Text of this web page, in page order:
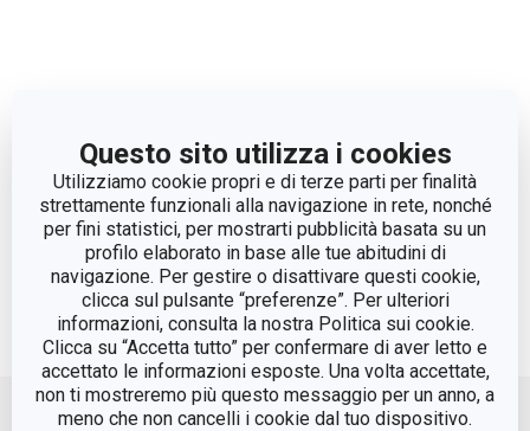
Questo sito utilizza i cookies
Utilizziamo cookie propri e di terze parti per finalità
strettamente funzionali alla navigazione in rete, nonché
per fini statistici, per mostrarti pubblicità basata su un
profilo elaborato in base alle tue abitudini di
navigazione. Per gestire o disattivare questi cookie,
clicca sul pulsante “preferenze”. Per ulteriori
informazioni, consulta la nostra Politica sui cookie.
Clicca su “Accetta tutto” per confermare di aver letto e
accettato le informazioni esposte. Una volta accettate,
non ti mostreremo più questo messaggio per un anno, a
meno che non cancelli i cookie dal tuo dispositivo.
pentole a pressione
TESCOMA ø 22 cm
Visualizza
Move up